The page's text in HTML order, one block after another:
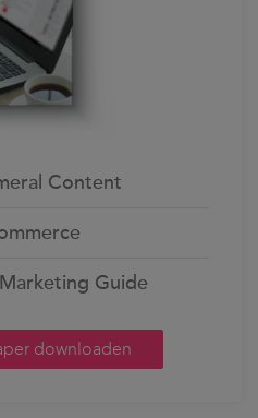
Content
Guide
downloaden